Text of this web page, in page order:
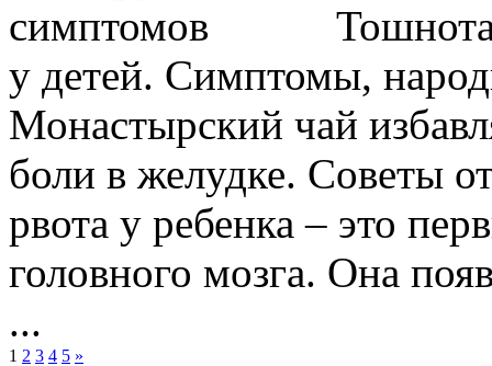
у детей. Симптомы,
Монастырский чай
боли в желудке. Советы
рвота у ребенка – это
головного мозга. Она
...
1 2 3 4 5 »